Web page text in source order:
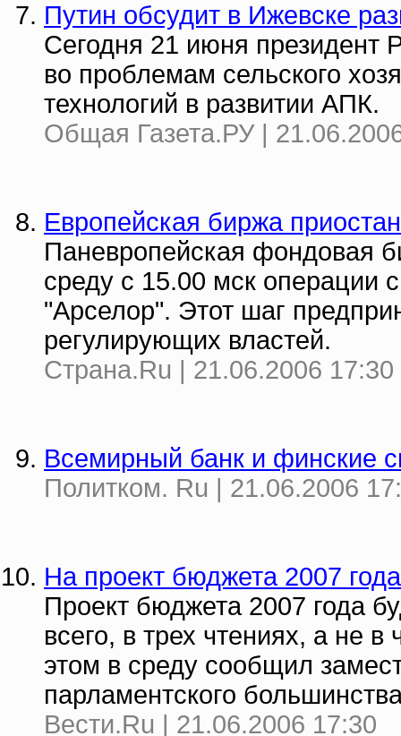
Путин обсудит в Ижевске
Сегодня 21 июня президент
во проблемам сельского
технологий в развитии АПК.
Общая Газета.РУ |
Европейская биржа
Паневропейская фондовая
среду с 15.00 мск операции
"Арселор". Этот шаг
регулирующих властей.
Страна.Ru | 21.06.2006 17:30
Всемирный банк и финские
Политком. Ru | 21.06.2006
На проект бюджета 2007
Проект бюджета 2007 года
всего, в трех чтениях, а не
этом в среду сообщил
парламентского
Вести.Ru | 21.06.2006 17:30